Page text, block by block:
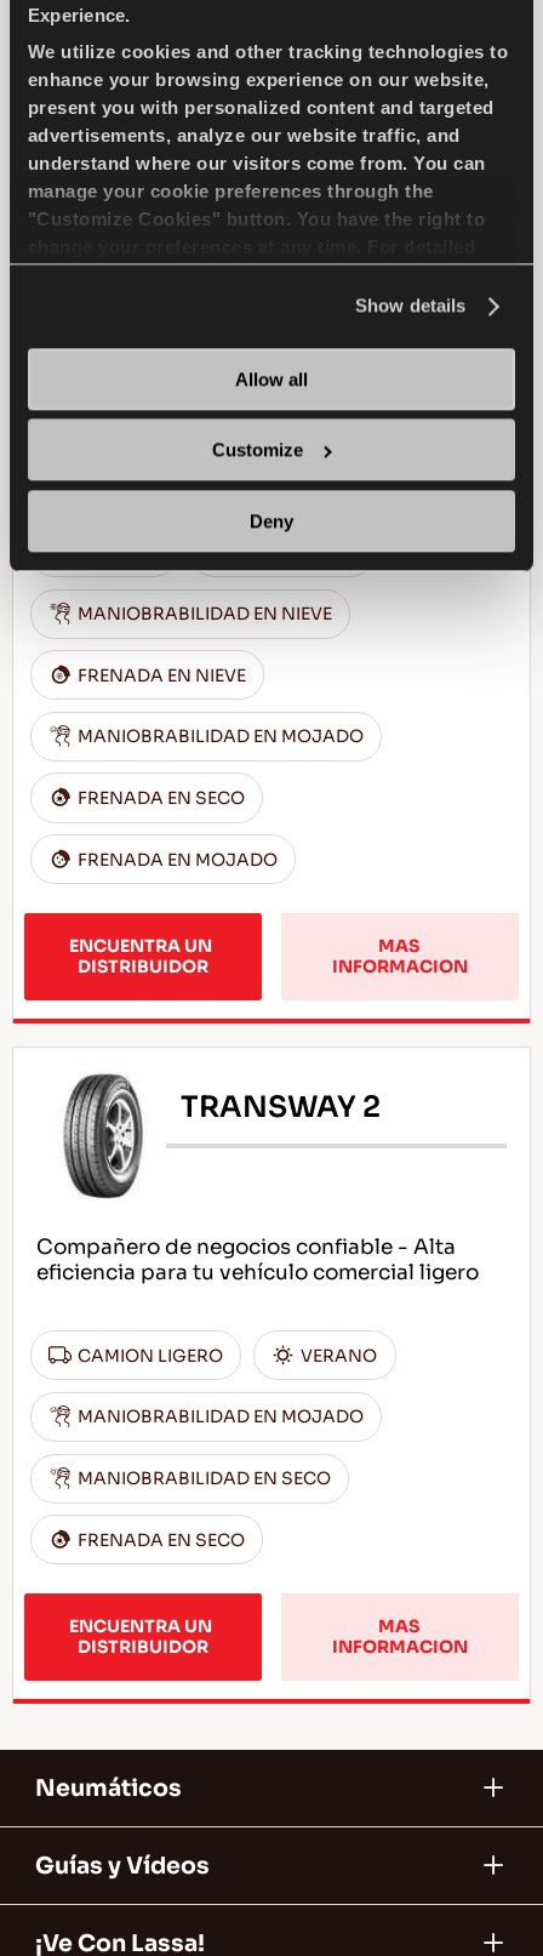
Experience.
We utilize cookies and other tracking technologies to
enhance your browsing experience on our website,
present you with personalized content and targeted
advertisements, analyze our website traffic, and
understand where our visitors come from. You can
manage your cookie preferences through the
"Customize Cookies" button. You have the right to
Show details
Allow all
Customize
Deny
ENCUENTRA UN
DISTRIBUIDOR
MAS
INFORMACION
MULTIWAYS 2
Disfruta conduciendo en todas las estaciones
- Manejo seguro y comodidad para cada
TURISMO TODOTIEMPO
MANIOBRABILIDAD EN NIEVE
FRENADA EN NIEVE
MANIOBRABILIDAD EN MOJADO
FRENADA EN SECO
FRENADA EN MOJADO
ENCUENTRA UN
DISTRIBUIDOR
MAS
INFORMACION
TRANSWAY 2
Compañero de negocios confiable - Alta
eficiencia para tu vehículo comercial ligero
CAMION LIGERO VERANO
MANIOBRABILIDAD EN MOJADO
MANIOBRABILIDAD EN SECO
FRENADA EN SECO
ENCUENTRA UN
DISTRIBUIDOR
MAS
INFORMACION
Neumáticos
Guías y Vídeos
¡Ve Con Lassa!